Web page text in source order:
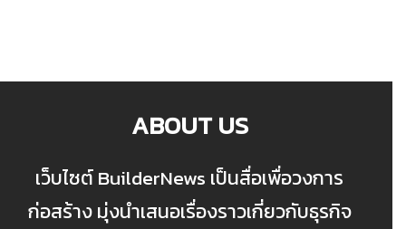
ABOUT US
เว็บไซต์ BuilderNews เป็นสื่อเพื่อวงการ
ก่อสร้าง มุ่งนำเสนอเรื่องราวเกี่ยวกับธุรกิจ